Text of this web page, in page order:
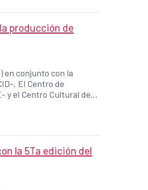
producción de
en conjunto con la
, El Centro de
y el Centro Cultural de
la 5Ta edición del